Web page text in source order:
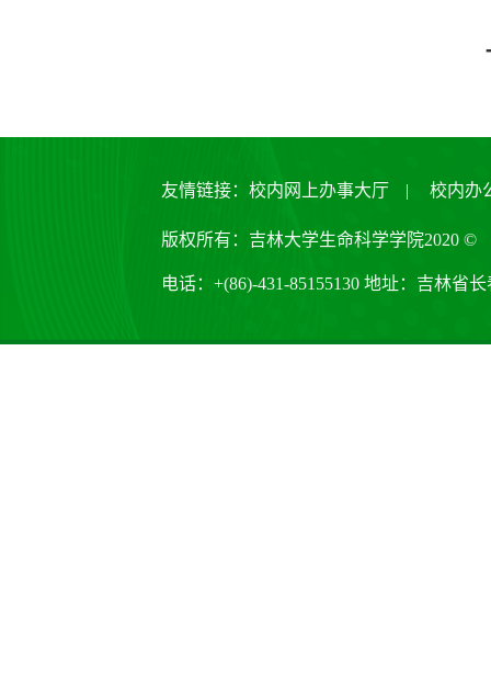
友情链接： 校内网上办事大厅 | 校内办
版权所有：吉林大学生命科学学院2020 ©
电话：+(86)-431-85155130 地址：吉林省